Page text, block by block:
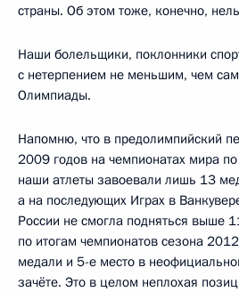
страны. Об этом тоже, конечно,
Наши болельщики, поклонники
с нетерпением не меньшим, чем
Олимпиады.
Напомню, что в предолимпийский
2009 годов на чемпионатах мира
наши атлеты завоевали лишь 13
а на последующих Играх в
России не смогла подняться выше
по итогам чемпионатов сезона
медали и 5-е место в
зачёте. Это в целом неплохая